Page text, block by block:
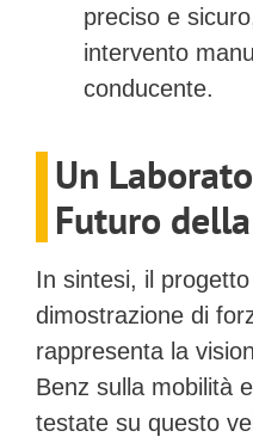
preciso e
intervento
conducente.
Un
Futuro
In sintesi, il
dimostrazione di
rappresenta la
Benz sulla mobilità
testate su questo